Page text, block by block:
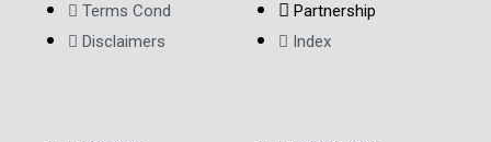
Terms Cond
Disclaimers
Partnership
Index